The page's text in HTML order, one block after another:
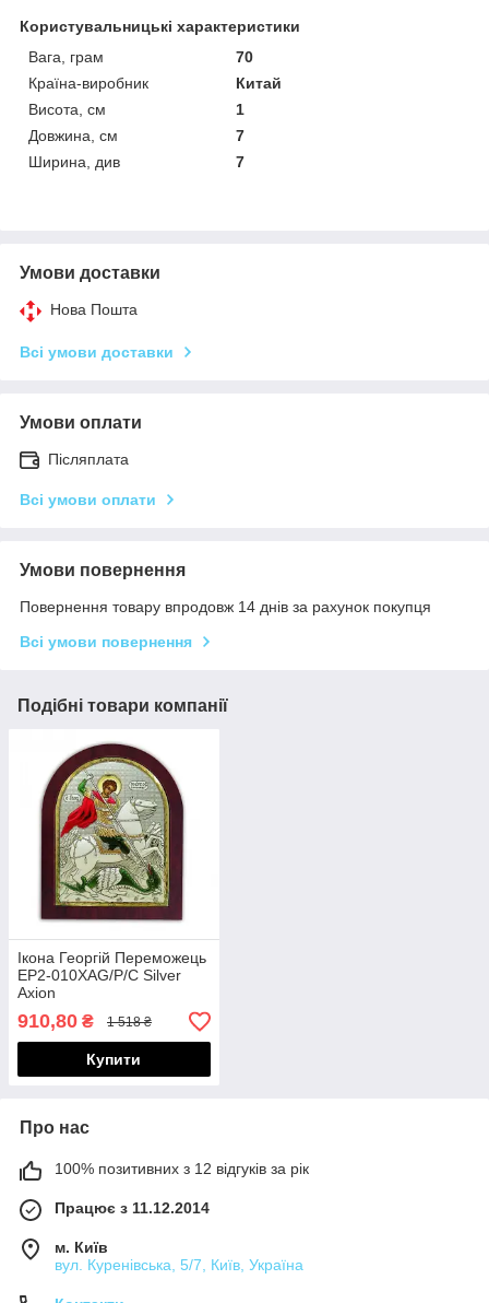
Користувальницькі характеристики
Вага, грам
70
Країна-виробник
Китай
Висота, см
1
Довжина, см
7
Ширина, див
7
Умови доставки
Нова Пошта
Всі умови доставки
Умови оплати
Післяплата
Всі умови оплати
Умови повернення
Повернення товару впродовж 14 днів за рахунок покупця
Всі умови повернення
Подібні товари компанії
Ікона Георгій Переможець
EP2-010XAG/P/C Silver
Axion
910,80 ₴ 1 518 ₴
Купити
Про нас
100% позитивних з 12 відгуків за рік
Працює з 11.12.2014
м. Київ
вул. Куренівська, 5/7, Київ, Україна